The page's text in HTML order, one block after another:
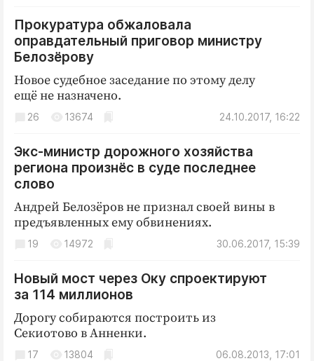
Недвижимость и ЖКХ
Образование
Общество
Погода
Праздники
Спорт
Экономика и бизнес
ПРОЕКТЫ
Блоги
Медиаперсона
Интересное чтиво
Клиника года
Прокуратура обжаловала
оправдательный приговор министру
Белозёрову
Новое судебное заседание по этому делу
ещё не назначено.
24.10.2017, 16:22
26 13674
Экс-министр дорожного хозяйства
региона произнёс в суде последнее
слово
Андрей Белозёров не признал своей вины в
предъявленных ему обвинениях.
30.06.2017, 15:39
19 14972
Новый мост через Оку спроектируют
за 114 миллионов
Дорогу собираются построить из
Секиотово в Анненки.
06.08.2013, 17:01
17 13804